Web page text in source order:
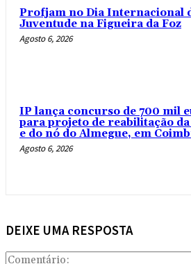
Profjam no Dia Internacional
Juventude na Figueira da Foz
Agosto 6, 2026
IP lança concurso de 700 mil
para projeto de reabilitação da
e do nó do Almegue, em
Agosto 6, 2026
DEIXE UMA RESPOSTA